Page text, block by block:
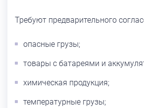
Требуют предварительного
опасные грузы;
товары с батареями и
химическая продукция;
температурные грузы;